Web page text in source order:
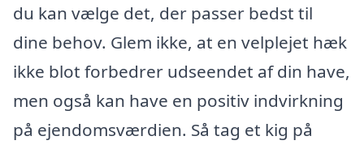
du kan vælge det, der passer bedst til
dine behov. Glem ikke, at en velplejet hæk
ikke blot forbedrer udseendet af din have,
men også kan have en positiv indvirkning
på ejendomsværdien. Så tag et kig på